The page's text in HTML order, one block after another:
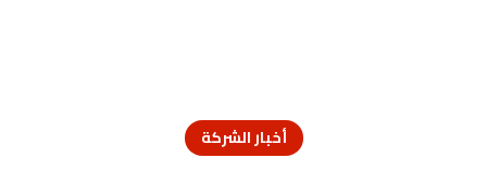
أخبار الشركة